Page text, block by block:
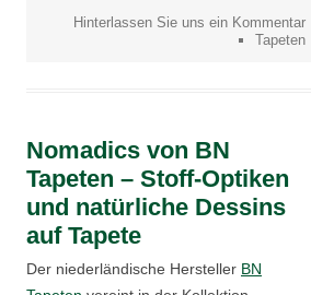
Hinterlassen Sie uns ein Kommentar
Tapeten
Nomadics von BN
Tapeten – Stoff-Optiken
und natürliche Dessins
auf Tapete
Der niederländische Hersteller BN